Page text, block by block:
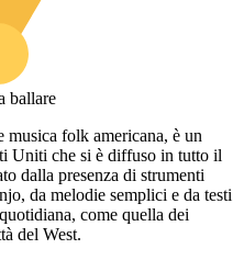
musica folk americana, è un
Uniti che si è diffuso in tutto il
dalla presenza di strumenti
da melodie semplici e da testi
come quella dei
del West.